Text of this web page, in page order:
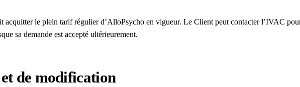
acquitter le plein tarif régulier d’AlloPsycho en vigueur. Le Client peut contacter l’IVAC
sa demande est accepté ultérieurement.
de modification